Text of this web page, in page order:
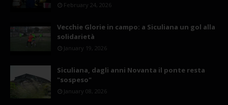
February 24, 2026
Vecchie Glorie in campo: a Siculiana un gol alla
solidarietà
January 19, 2026
Siculiana, dagli anni Novanta il ponte resta
"sospeso"
January 08, 2026